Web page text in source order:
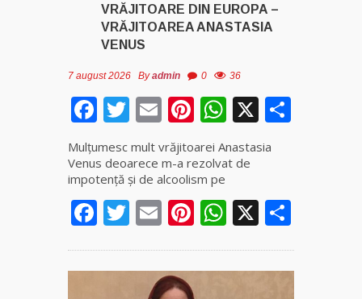
VRĂJITOARE DIN EUROPA –
VRĂJITOAREA ANASTASIA
VENUS
7 august 2026 Byadmin 0 36
Facebook
Twitter
EmailPinterest
WhatsApp
X
Mulţumesc mult vrăjitoarei Anastasia
Venus deoarece m-a rezolvat de
impotenţă şi de alcoolism pe
Facebook
Twitter
EmailPinterest
WhatsApp
X